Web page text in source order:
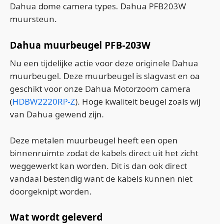
Dahua dome camera types. Dahua PFB203W
muursteun.
Dahua muurbeugel PFB-203W
Nu een tijdelijke actie voor deze originele Dahua
muurbeugel. Deze muurbeugel is slagvast en oa
geschikt voor onze Dahua Motorzoom camera
(HDBW2220RP-Z). Hoge kwaliteit beugel zoals wij
van Dahua gewend zijn.
Deze metalen muurbeugel heeft een open
binnenruimte zodat de kabels direct uit het zicht
weggewerkt kan worden. Dit is dan ook direct
vandaal bestendig want de kabels kunnen niet
doorgeknipt worden.
Wat wordt geleverd